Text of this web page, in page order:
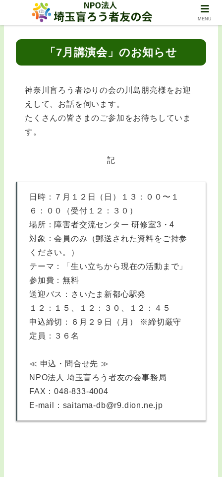
「7月講演会」のお知らせ
神奈川盲ろう者ゆりの会の川島朋亮様をお迎
えして、お話を伺います。
たくさんの皆さまのご参加をお待ちしていま
す。
記
日時：７月１２日（日）１３：００〜１
６：００（受付１２：３０）
場所：障害者交流センター 研修室3・4
対象：会員のみ（郵送された資料をご持参
ください。）
テーマ：「生い立ちから現在の活動まで」
参加費：無料
送迎バス：さいたま新都心駅発
１２：１５、１２：３０、１２：４５
申込締切：６月２９日（月） ※締切厳守
定員：３６名
≪ 申込・問合せ先 ≫
NPO法人 埼玉盲ろう者友の会事務局
FAX：048-833-4004
E-mail：saitama-db@r9.dion.ne.jp
MENU